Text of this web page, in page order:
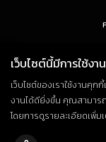
©
เว็บไซต์นี้มีการใช้ง
เว็บไซต์ของเราใช้งานคุก
งานได้ดียิ่งขึ้น คุณสามาร
โดยการดูรายละเอียดเพิ่ม